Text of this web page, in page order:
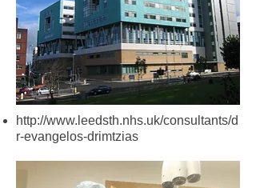
http://www.leedsth.nhs.uk/consultants/d
r-evangelos-drimtzias